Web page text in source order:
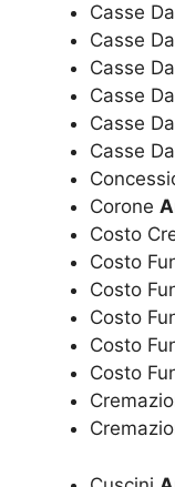
Casse
Casse
Casse
Casse
Casse
Casse
Corone
Costo
Costo
Costo
Costo
Costo
Costo